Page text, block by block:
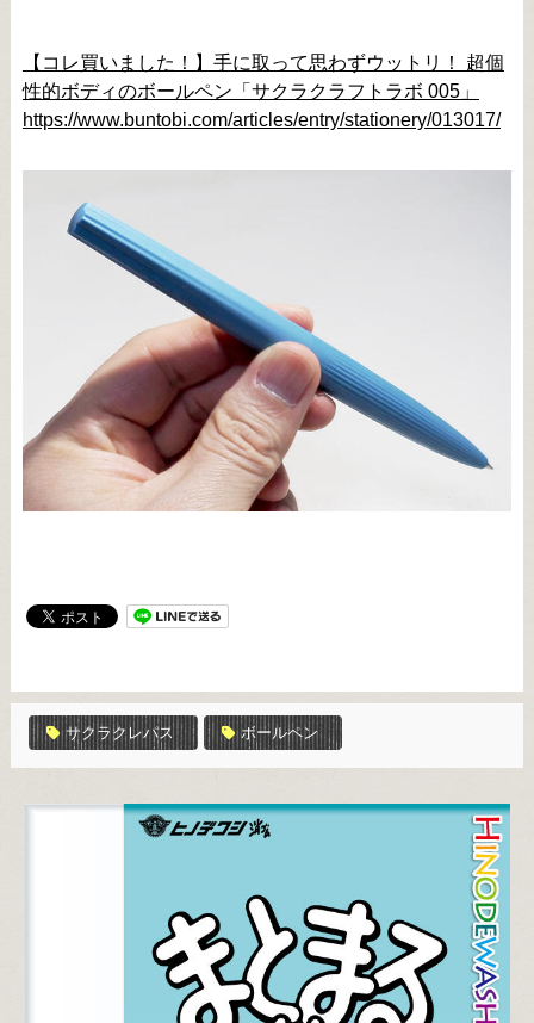
【コレ買いました！】手に取って思わずウットリ！ 超個
性的ボディのボールペン「サクラクラフトラボ 005」
https://www.buntobi.com/articles/entry/stationery/013017/
サクラクレパス ボールペン